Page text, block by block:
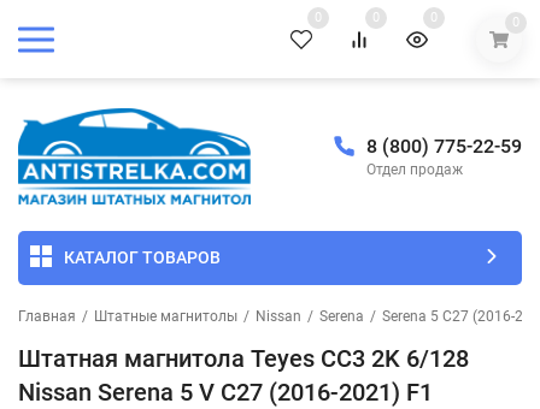
0 0 0 0
8 (800) 775-22-59
Отдел продаж
КАТАЛОГ ТОВАРОВ
Главная / Штатные магнитолы / Nissan / Serena / Serena 5 C27 (2016-
Штатная магнитола Teyes CC3 2K 6/128
Nissan Serena 5 V C27 (2016-2021) F1